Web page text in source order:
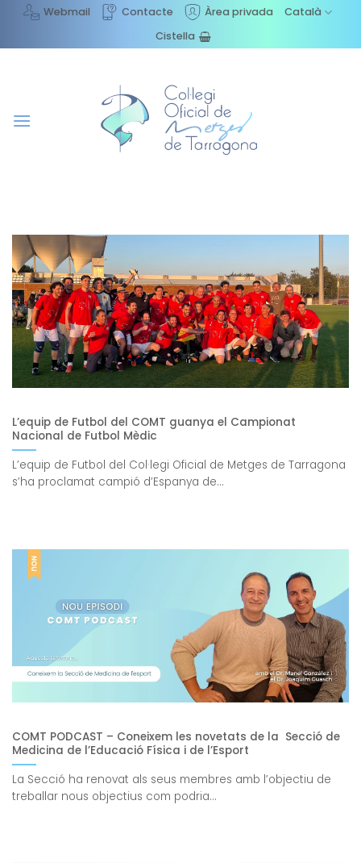
content
Webmail Contacte Àrea privada
Català
Cistella
L’equip de Futbol del COMT guanya el Campionat
Nacional de Futbol Mèdic
L’equip de Futbol del Col·legi Oficial de Metges de Tarragona
s’ha proclamat campió d’Espanya de...
COMT PODCAST – Coneixem les novetats de la Secció de
Medicina de l’Educació Física i de l’Esport
La Secció ha renovat als seus membres amb l’objectiu de
treballar nous objectius com podria...